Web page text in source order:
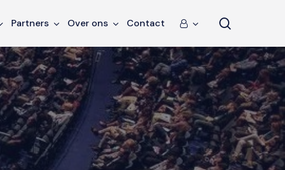
Partners Over ons Contact